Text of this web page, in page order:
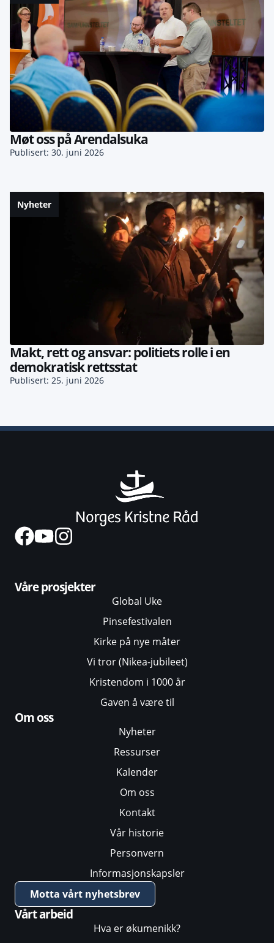
Møt oss på Arendalsuka
Publisert: 30. juni 2026
Nyheter
Makt, rett og ansvar: politiets rolle i en
demokratisk rettsstat
Publisert: 25. juni 2026
Våre prosjekter
Global Uke
Pinsefestivalen
Kirke på nye måter
Vi tror (Nikea-jubileet)
Kristendom i 1000 år
Gaven å være til
Om oss
Nyheter
Ressurser
Kalender
Om oss
Kontakt
Vår historie
Personvern
Informasjonskapsler
Motta vårt nyhetsbrev
Vårt arbeid
Hva er økumenikk?